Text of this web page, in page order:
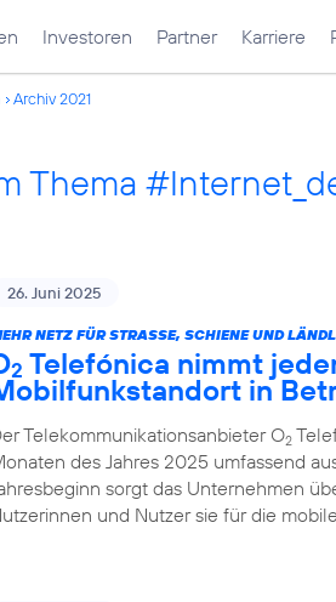
Investoren Partner Karriere
Archiv 2021
Thema
26. Juni 2025
NETZ FÜR STRASSE, SCHIENE UND
2 Telefónica nimmt
in
Telekommunikationsanbieter O2
des Jahres 2025 umfassend
sorgt das Unternehmen
und Nutzer sie für die